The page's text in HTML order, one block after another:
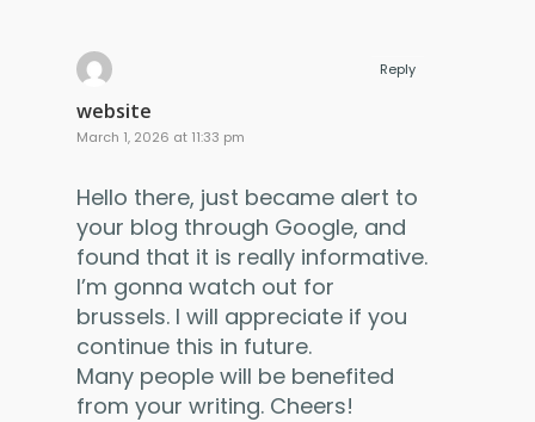
website
March 1, 2026 at 11:33 pm
Hello there, just became alert to
your blog through Google, and
found that it is really informative.
I’m gonna watch out for
brussels. I will appreciate if you
continue this in future.
Many people will be benefited
from your writing. Cheers!
Reply